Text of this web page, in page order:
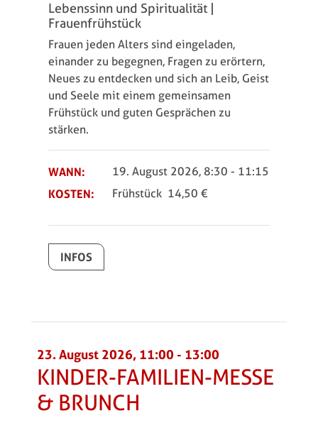
Lebenssinn und Spiritualität |
Frauenfrühstück
Frauen jeden Alters sind eingeladen,
einander zu begegnen, Fragen zu erörtern,
Neues zu ent­decken und sich an Leib, Geist
und Seele mit einem gemeinsamen
Frühstück und guten Ge­sprächen zu
stärken.
WANN: 19. August 2026, 8:30 - 11:15
KOSTEN: Frühstück 14,50 €
INFOS
23. August 2026, 11:00 - 13:00
KINDER-FAMILIEN-MESSE
& BRUNCH